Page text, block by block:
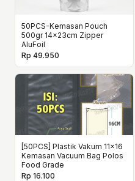
50PCS-Kemasan Pouch
500gr 14x23cm Zipper
AluFoil
Rp 49.950
[50PCS] Plastik Vakum 11x16
Kemasan Vacuum Bag Polos
Food Grade
Rp 16.100